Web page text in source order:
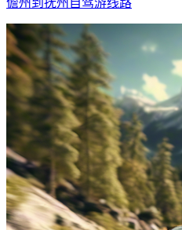
儋州到抚州自驾游线路